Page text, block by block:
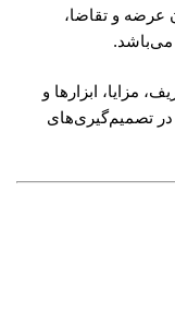
عرضه و تقاضا،
مزایا، ابزارها و
در تصمیم‌گیری‌های